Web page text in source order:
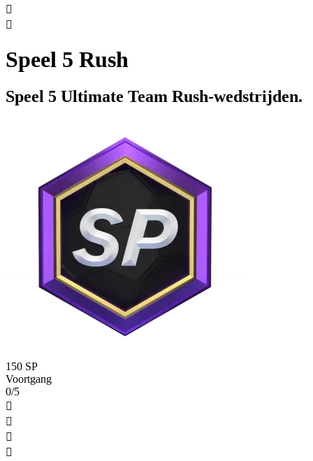


Speel 5 Rush
Speel 5 Ultimate Team Rush-wedstrijden.
150 SP
Voortgang
0/5



